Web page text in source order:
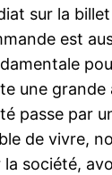
sur la
est
une
passe par
de vivre,
société,